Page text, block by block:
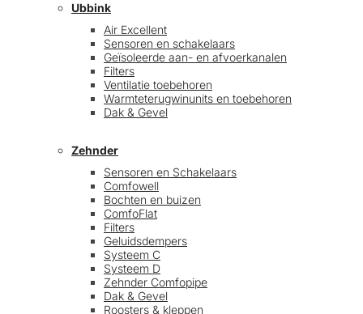
Ubbink
Air Excellent
Sensoren en schakelaars
Geïsoleerde aan- en afvoerkanalen
Filters
Ventilatie toebehoren
Warmteterugwinunits en toebehoren
Dak & Gevel
Zehnder
Sensoren en Schakelaars
Comfowell
Bochten en buizen
ComfoFlat
Filters
Geluidsdempers
Systeem C
Systeem D
Zehnder Comfopipe
Dak & Gevel
Roosters & kleppen